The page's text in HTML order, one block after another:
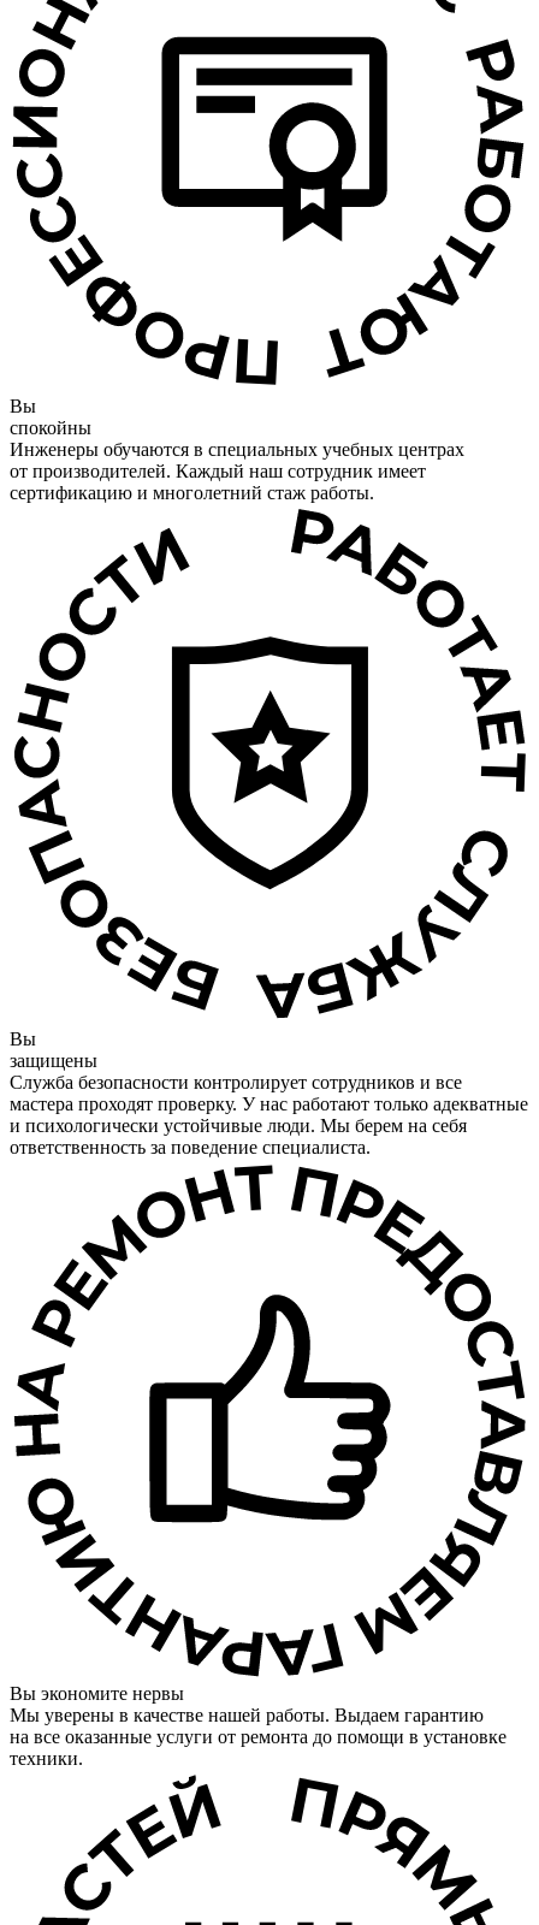
Вы
спокойны
Инженеры обучаются в специальных учебных центрах
от производителей. Каждый наш сотрудник имеет
сертификацию и многолетний стаж работы.
Вы
защищены
Служба безопасности контролирует сотрудников и все
мастера проходят проверку. У нас работают только адекватные
и психологически устойчивые люди. Мы берем на себя
ответственность за поведение специалиста.
Вы экономите нервы
Мы уверены в качестве нашей работы. Выдаем гарантию
на все оказанные услуги от ремонта до помощи в установке
техники.